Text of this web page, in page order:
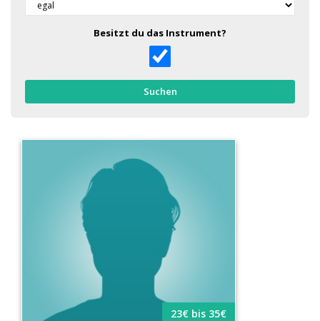
Besitzt du das Instrument?
Suchen
23€ bis 35€